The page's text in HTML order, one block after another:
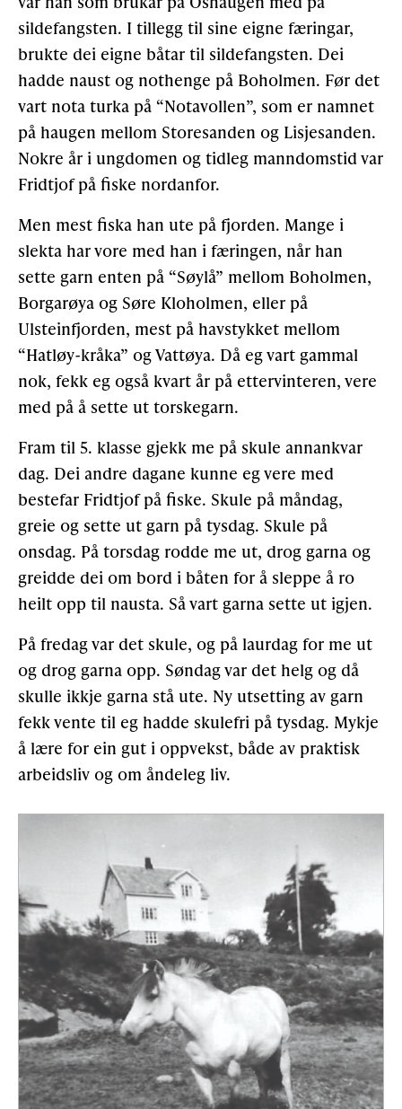
sildefangsten. I tillegg til sine eigne færingar,
brukte dei eigne båtar til sildefangsten. Dei
hadde naust og nothenge på Boholmen. Før det
vart nota turka på “Notavollen”, som er namnet
på haugen mellom Storesanden og Lisjesanden.
Nokre år i ungdomen og tidleg manndomstid var
Fridtjof på fiske nordanfor.
Men mest fiska han ute på fjorden. Mange i
slekta har vore med han i færingen, når han
sette garn enten på “Søylå” mellom Boholmen,
Borgarøya og Søre Kloholmen, eller på
Ulsteinfjorden, mest på havstykket mellom
“Hatløy-kråka” og Vattøya. Då eg vart gammal
nok, fekk eg også kvart år på ettervinteren, vere
med på å sette ut torskegarn.
Fram til 5. klasse gjekk me på skule annankvar
dag. Dei andre dagane kunne eg vere med
bestefar Fridtjof på fiske. Skule på måndag,
greie og sette ut garn på tysdag. Skule på
onsdag. På torsdag rodde me ut, drog garna og
greidde dei om bord i båten for å sleppe å ro
heilt opp til nausta. Så vart garna sette ut igjen.
På fredag var det skule, og på laurdag for me ut
og drog garna opp. Søndag var det helg og då
skulle ikkje garna stå ute. Ny utsetting av garn
fekk vente til eg hadde skulefri på tysdag. Mykje
å lære for ein gut i oppvekst, både av praktisk
arbeidsliv og om åndeleg liv.